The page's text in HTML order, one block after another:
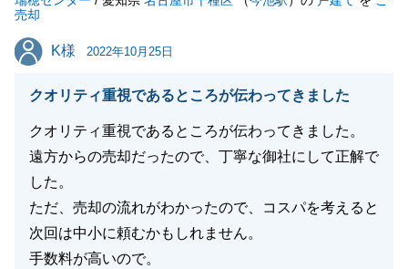
売却
K様
K様 2022年10月25日
クオリティ重視であるところが伝わってきました
クオリティ重視であるところが伝わってきました。
遠方からの売却だったので、丁寧な御社にして正解で
した。
ただ、売却の流れがわかったので、コスパを考えると
次回は中小に頼むかもしれません。
手数料が高いので。